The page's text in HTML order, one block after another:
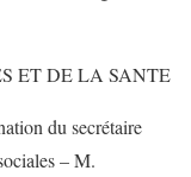
ET DE LA SANTE
du secrétaire
– M.